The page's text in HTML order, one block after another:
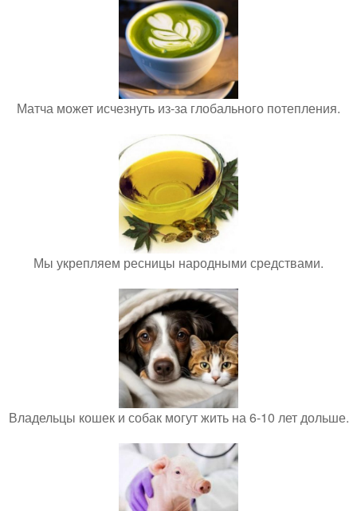
Матча может исчезнуть из-за глобального потепления.
Мы укрепляем ресницы народными средствами.
Владельцы кошек и собак могут жить на 6-10 лет дольше.